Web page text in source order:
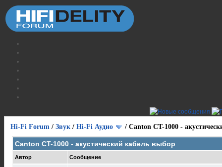
Hi-Fi Forum / Звук / Hi-Fi Аудио / Canton CT-1000 -
Canton CT-1000 - акустический кабель выбор
Автор Сообщение